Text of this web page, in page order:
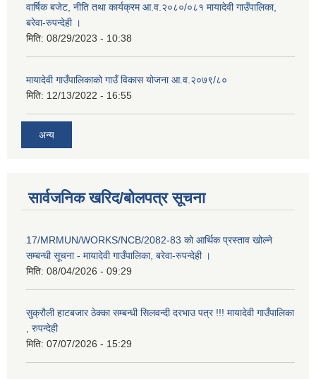
वार्षिक बजेट, नीति तथा कार्यक्रम आ.व.२०८०/०८१ मायादेवी गाउँपालिका,
बरेवा-रुपन्देही ।
मिति: 08/29/2023 - 10:38
मायादेवी गाउँपालिकाको गाउँ विकास योजना आ.व.२०७९/८०
मिति: 12/13/2022 - 16:55
अन्य
सार्वजनिक खरिद/बोलपत्र सूचना
17/MRMUN/WORKS/NCB/2082-83 को आर्थिक प्रस्ताव खोल्ने
सम्बन्धी सूचना - मायादेवी गाउँपालिका, बरेवा-रुपन्देही ।
मिति: 08/04/2026 - 09:29
सुक्रौली हाटबजार ठेक्का सम्बन्धी सिलवन्दी दरभाउ पत्र !!! मायादेवी गाउँपालिका
, रुपन्देही
मिति: 07/07/2026 - 15:29